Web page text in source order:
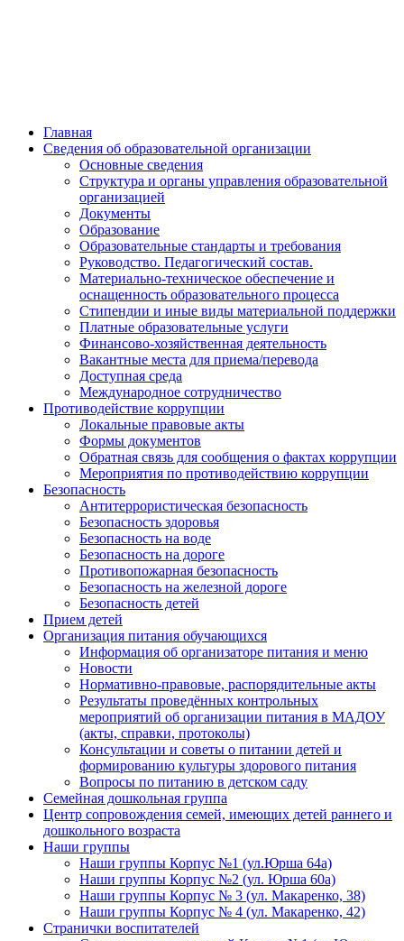
Главная
Сведения об образовательной организации
Основные сведения
Структура и органы управления образовательной
организацией
Документы
Образование
Образовательные стандарты и требования
Руководство. Педагогический состав.
Материально-техническое обеспечение и
оснащенность образовательного процесса
Стипендии и иные виды материальной поддержки
Платные образовательные услуги
Финансово-хозяйственная деятельность
Вакантные места для приема/перевода
Доступная среда
Международное сотрудничество
Противодействие коррупции
Локальные правовые акты
Формы документов
Обратная связь для сообщения о фактах коррупции
Мероприятия по противодействию коррупции
Безопасность
Антитеррористическая безопасность
Безопасность здоровья
Безопасность на воде
Безопасность на дороге
Противопожарная безопасность
Безопасность на железной дороге
Безопасность детей
Прием детей
Организация питания обучающихся
Информация об организаторе питания и меню
Новости
Нормативно-правовые, распорядительные акты
Результаты проведённых контрольных
мероприятий об организации питания в МАДОУ
(акты, справки, протоколы)
Консультации и советы о питании детей и
формированию культуры здорового питания
Вопросы по питанию в детском саду
Семейная дошкольная группа
Центр сопровождения семей, имеющих детей раннего и
дошкольного возраста
Наши группы
Наши группы Корпус №1 (ул.Юрша 64а)
Наши группы Корпус №2 (ул. Юрша 60а)
Наши группы Корпус № 3 (ул. Макаренко, 38)
Наши группы Корпус № 4 (ул. Макаренко, 42)
Странички воспитателей